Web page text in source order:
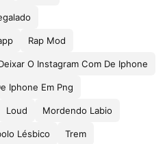
Rap Mod
O Instagram Com De Iphone
Iphone Em Png
Loud Mordendo Labio
Lésbico Trem